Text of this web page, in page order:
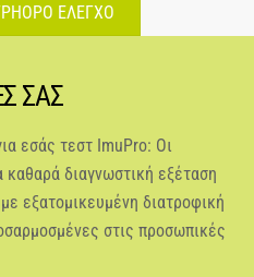
ΕΛΕΓΧΟ
ΣΑΣ
εσάς τεστ ImuPro: Οι
καθαρά διαγνωστική εξέταση
εξατομικευμένη διατροφική
στις προσωπικές